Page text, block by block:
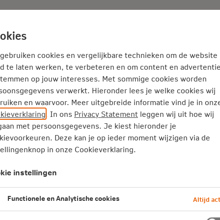
Adviseur Nieuws
Thema's
voorkom een verloren
de jaren '90 bezig met pensioen
Montae & Partners. Ook
en is verantwoordelijk voor de
van Nationale-Nederlanden.
over pensioen en worden gedreven
We spraken met
cookies en vergelijkbare technieken om de website
te laten werken, te verbeteren en om content en
op jouw interesses. Met sommige cookies worden
verwerkt. Hieronder lees je welke cookies wij
en waarvoor. Meer uitgebreide informatie vind je in
. In ons Privacy Statement leggen wij uit hoe wij
met persoonsgegevens. Je kiest hieronder je
Deze kan je op ieder moment wijzigen via de
in onze Cookieverklaring.
instellingen
Functionele en Analytische cookies Altijd